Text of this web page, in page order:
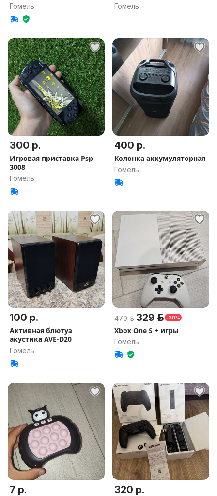
Гомель Гомель
300 р.
Игровая приставка Psp
3008
Гомель
400 р.
Колонка аккумуляторная
Гомель
100 р.
Активная блютуз
акустика AVE-D20
Гомель
470 р. 329 р. -30%
Xbox One S + игры
Гомель
7 р. 320 р.